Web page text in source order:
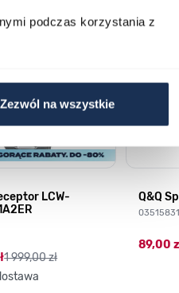
podczas korzystania z
Zezwól na wszystkie
LCW-
1 999,00 zł
Q&Q
03515831
89,00